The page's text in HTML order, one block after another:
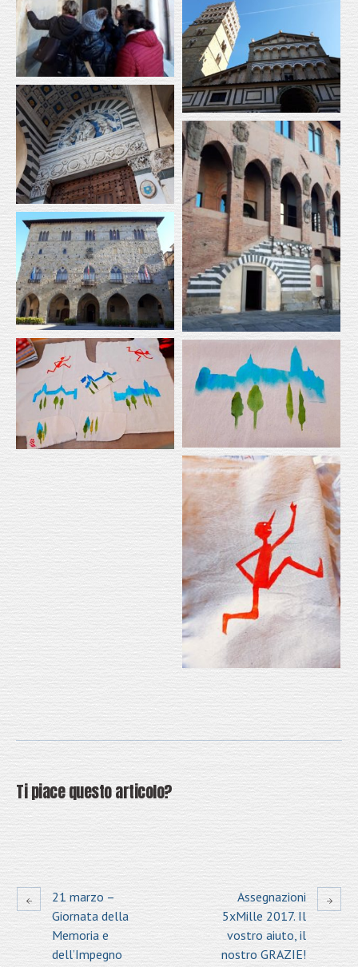
Ti piace questo articolo?
21 marzo –
Giornata della
Memoria e
dell’Impegno
Assegnazioni
5xMille 2017. Il
vostro aiuto, il
nostro GRAZIE!